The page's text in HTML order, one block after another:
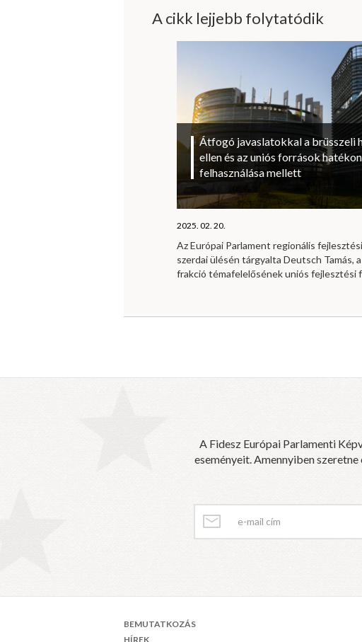
A cikk lejjebb folytatódik
Átfogó javaslatokkal a brüsszeli
ellen és az uniós források
felhasználása mellett
2025. 02. 20.
Az Európai Parlament regionális
szerdai ülésén tárgyalta Deutsch Tamás,
frakció témafelelősének uniós fejlesztési
A Fidesz Európai Parlamenti
eseményeit. Amennyiben
BEMUTATKOZÁS
HÍREK